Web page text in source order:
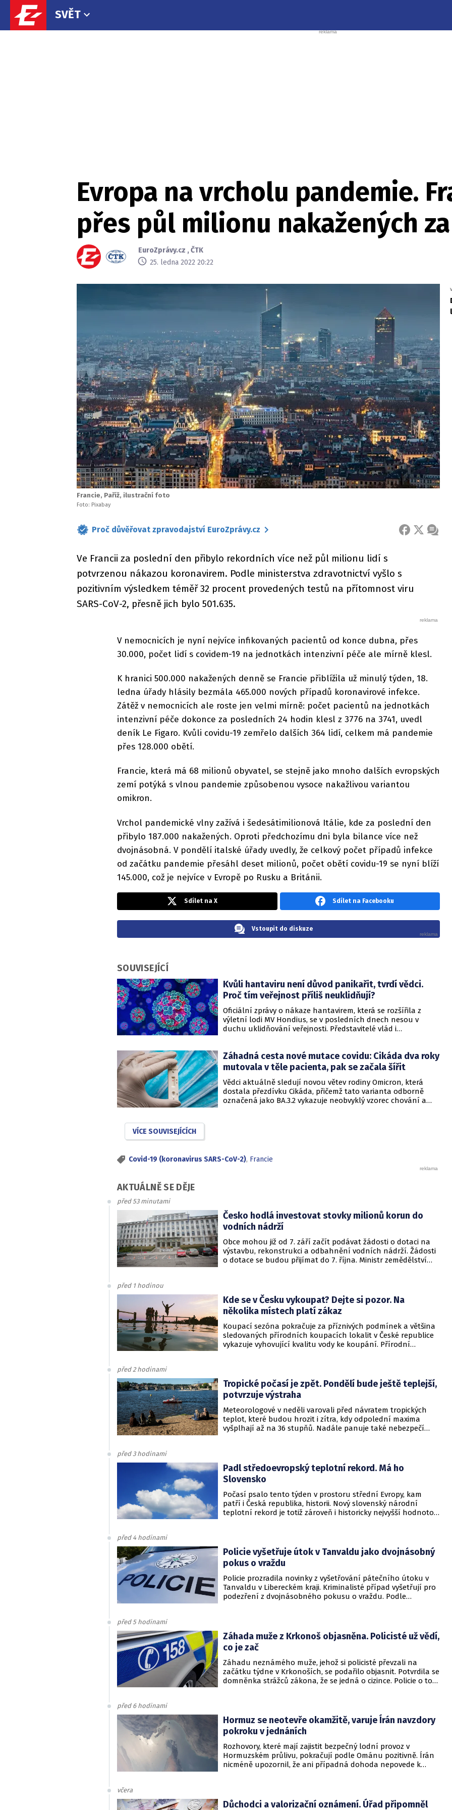
SVĚT
Evropa na vrcholu pandemie.
přes půl milionu nakažených
EuroZprávy.cz ,ČTK
25. ledna 2022 20:22
Francie, Paříž, ilustrační foto
Foto: Pixabay
Proč důvěřovat zpravodajství EuroZprávy.cz FACEBOOK
X
Ve Francii za poslední den přibylo rekordních více než půl milionu lidí s
potvrzenou nákazou koronavirem. Podle ministerstva zdravotnictví vyšlo s
pozitivním výsledkem téměř 32 procent provedených testů na přítomnost viru
SARS-CoV-2, přesně jich bylo 501.635.
V nemocnicích je nyní nejvíce infikovaných pacientů od konce dubna, přes
30.000, počet lidí s covidem-19 na jednotkách intenzivní péče ale mírně klesl.
K hranici 500.000 nakažených denně se Francie přiblížila už minulý týden, 18.
ledna úřady hlásily bezmála 465.000 nových případů koronavirové infekce.
Zátěž v nemocnicích ale roste jen velmi mírně: počet pacientů na jednotkách
intenzivní péče dokonce za posledních 24 hodin klesl z 3776 na 3741, uvedl
deník Le Figaro. Kvůli covidu-19 zemřelo dalších 364 lidí, celkem má pandemie
přes 128.000 obětí.
Francie, která má 68 milionů obyvatel, se stejně jako mnoho dalších evropských
zemí potýká s vlnou pandemie způsobenou vysoce nakažlivou variantou
omikron.
Vrchol pandemické vlny zažívá i šedesátimilionová Itálie, kde za poslední den
přibylo 187.000 nakažených. Oproti předchozímu dni byla bilance více než
dvojnásobná. V pondělí italské úřady uvedly, že celkový počet případů infekce
od začátku pandemie přesáhl deset milionů, počet obětí covidu-19 se nyní blíží
145.000, což je nejvíce v Evropě po Rusku a Británii.
Sdílet na X Sdílet na Facebooku
Vstoupit do diskuze
SOUVISEJÍCÍ
Kvůli hantaviru není důvod panikařit, tvrdí vědci.
Proč tím veřejnost příliš neuklidňují?
Oficiální zprávy o nákaze hantavirem, která se rozšířila z
výletní lodi MV Hondius, se v posledních dnech nesou v
duchu uklidňování veřejnosti. Představitelé vlád i
však podle CNN varují, že příliš sebevědomá rétorika, kterou
označují za úmyslné šíření klidu, může mít opačný účinek a
prohloubit úzkost ve společnosti, která má stále v živé paměti
pandemii covidu-19.
Záhadná cesta nové mutace covidu: Cikáda dva roky
mutovala v těle pacienta, pak se začala šířit
Vědci aktuálně sledují novou větev rodiny Omicron, která
dostala přezdívku Cikáda, přičemž tato varianta odborně
označená jako BA.3.2 vykazuje neobvyklý vzorec chování a
nečekaně vynořit po letech strávených pod zemí.
VÍCE SOUVISEJÍCÍCH
Covid-19 (koronavirus SARS-CoV-2), Francie
AKTUÁLNĚ SE DĚJE
před 53 minutami
Česko hodlá investovat stovky milionů korun do
vodních nádrží
Obce mohou již od 7. září začít podávat žádosti o dotaci na
výstavbu, rekonstrukci a odbahnění vodních nádrží. Žádosti
o dotace se budou přijímat do 7. října. Ministr zemědělství
tocích – 3. etapa. Informovalo o tom ministerstvo
zemědělství.
před 1 hodinou
Kde se v Česku vykoupat? Dejte si pozor. Na
několika místech platí zákaz
Koupací sezóna pokračuje za příznivých podmínek a většina
sledovaných přírodních koupacích lokalit v České republice
vykazuje vyhovující kvalitu vody ke koupání. Přírodní
často přesahujícími 30 °C.
před 2 hodinami
Tropické počasí je zpět. Pondělí bude ještě teplejší,
potvrzuje výstraha
Meteorologové v neděli varovali před návratem tropických
teplot, které budou hrozit i zítra, kdy odpolední maxima
vyšplhají až na 36 stupňů. Nadále panuje také nebezpečí
před 3 hodinami
Padl středoevropský teplotní rekord. Má ho
Slovensko
Počasí psalo tento týden v prostoru střední Evropy, kam
patří i Česká republika, historii. Nový slovenský národní
teplotní rekord je totiž zároveň i historicky nejvyšší hodnotou
před 4 hodinami
Policie vyšetřuje útok v Tanvaldu jako dvojnásobný
pokus o vraždu
Policie prozradila novinky z vyšetřování pátečního útoku v
Tanvaldu v Libereckém kraji. Kriminalisté případ vyšetřují pro
podezření z dvojnásobného pokusu o vraždu. Podle
před 5 hodinami
Záhada muže z Krkonoš objasněna. Policisté už vědí,
co je zač
Záhadu neznámého muže, jehož si policisté převzali na
začátku týdne v Krkonoších, se podařilo objasnit. Potvrdila se
domněnka strážců zákona, že se jedná o cizince. Policie o tom
před 6 hodinami
Hormuz se neotevře okamžitě, varuje Írán navzdory
pokroku v jednáních
Rozhovory, které mají zajistit bezpečný lodní provoz v
Hormuzském průlivu, pokračují podle Ománu pozitivně. Írán
nicméně upozornil, že ani případná dohoda nepovede k
včera
Důchodci a valorizační oznámení. Úřad připomněl